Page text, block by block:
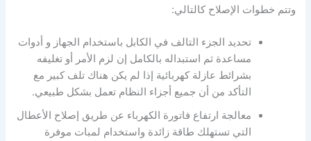
وتتم خطوات الإصلاح كالتالي:
تحديد الجزء التالف في الكابل باستخدام الجهاز و أدوات
مساعدة ثم استبداله بالكامل إن لزم الأمر أو تغليفه
بشرائط عازلة كهربائية إذا لم يكن هناك تلف كبير مع
التأكد من أن جميع أجزاء النظام تعمل بشكل طبيعي.
معالجة ارتفاع فاتورة الكهرباء عن طريق إصلاح الأعطال
التي تستهلك طاقة زائدة واستخدام لمبات موفرة